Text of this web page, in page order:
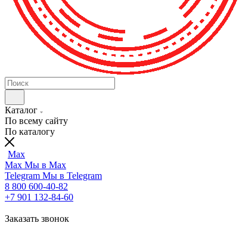
Каталог
По всему сайту
По каталогу
Max
Max Мы в Max
Telegram Мы в Telegram
8 800 600-40-82
+7 901 132-84-60
Заказать звонок